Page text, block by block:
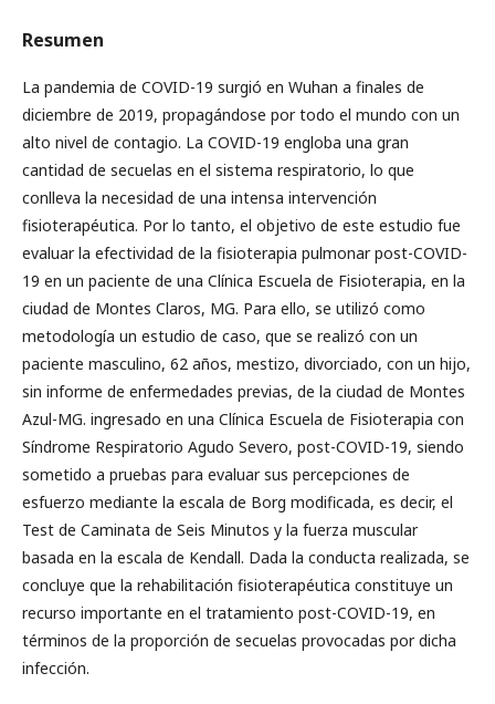
Resumen
La pandemia de COVID-19 surgió en Wuhan a finales de
diciembre de 2019, propagándose por todo el mundo con un
alto nivel de contagio. La COVID-19 engloba una gran
cantidad de secuelas en el sistema respiratorio, lo que
conlleva la necesidad de una intensa intervención
fisioterapéutica. Por lo tanto, el objetivo de este estudio fue
evaluar la efectividad de la fisioterapia pulmonar post-COVID-
19 en un paciente de una Clínica Escuela de Fisioterapia, en la
ciudad de Montes Claros, MG. Para ello, se utilizó como
metodología un estudio de caso, que se realizó con un
paciente masculino, 62 años, mestizo, divorciado, con un hijo,
sin informe de enfermedades previas, de la ciudad de Montes
Azul-MG. ingresado en una Clínica Escuela de Fisioterapia con
Síndrome Respiratorio Agudo Severo, post-COVID-19, siendo
sometido a pruebas para evaluar sus percepciones de
esfuerzo mediante la escala de Borg modificada, es decir, el
Test de Caminata de Seis Minutos y la fuerza muscular
basada en la escala de Kendall. Dada la conducta realizada, se
concluye que la rehabilitación fisioterapéutica constituye un
recurso importante en el tratamiento post-COVID-19, en
términos de la proporción de secuelas provocadas por dicha
infección.